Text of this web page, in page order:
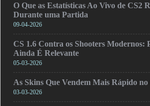
O Que as Estatísticas Ao Vivo de CS2
Durante uma Partida
09-04-2026
CS 1.6 Contra os Shooters Modernos:
Ainda É Relevante
05-03-2026
As Skins Que Vendem Mais Rápido
03-03-2026